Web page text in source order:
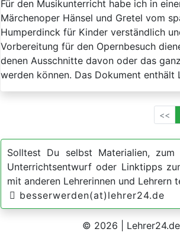
Für den Musikunterricht habe ich in
Märchenoper Hänsel und Gretel vom
Humperdinck für Kinder verständlich
Vorbereitung für den Opernbesuch
denen Ausschnitte davon oder das
werden können. Das Dokument enthält
<<
Solltest Du selbst Materialien,
Unterrichtsentwurf oder Linktipps
mit anderen Lehrerinnen und Lehrern
besserwerden(at)lehrer24.de
© 2026 |